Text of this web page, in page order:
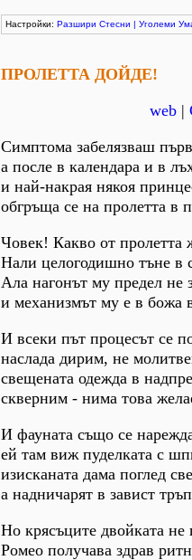
Настройки: Разшири Стесни | Уголеми
ПРОЛЕТТА ДОЙДЕ!
web |
Симптома забелязваш
а после в календара и в
и най-накрая някоя
обгръща се на пролетта в
Човек! Какво от пролетта
Нали целогодишно тъне в
Ала нагонът му предел не
и механизмът му е в божа
И всеки път процесът се
наслада дирим, не
свещената одежда в
скверним - нима това
И фауната също се
ей там виж пуделката с
изисканата дама поглед
а надничарят в завист
Но крясъците двойката не
Ромео получава здрав